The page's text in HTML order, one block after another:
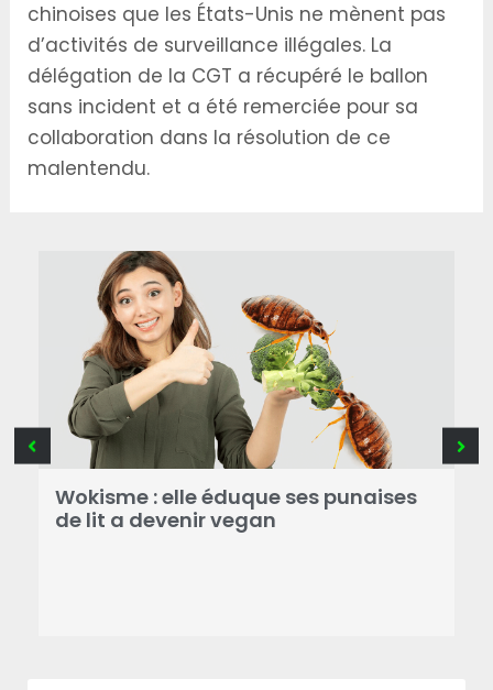
chinoises que les États-Unis ne mènent pas
d’activités de surveillance illégales. La
délégation de la CGT a récupéré le ballon
sans incident et a été remerciée pour sa
collaboration dans la résolution de ce
malentendu.
Wokisme : elle éduque ses punaises
de lit a devenir vegan